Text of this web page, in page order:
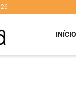
INÍCIO